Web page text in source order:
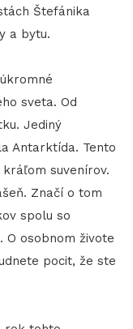
Štefánika
a bytu.
sveta. Od
Jediný
Antarktída. Tento
suvenírov.
Značí o tom
spolu so
O osobnom živote
pocit, že ste